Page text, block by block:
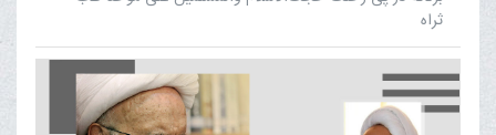
ثراه